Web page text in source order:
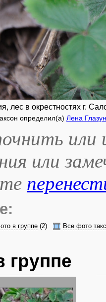
лес в окрестностях г.
определил(а) Лена
или
или
в группе (2)
Все фото
группе